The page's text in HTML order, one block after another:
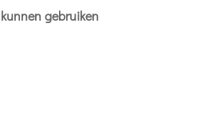
kunnen gebruiken